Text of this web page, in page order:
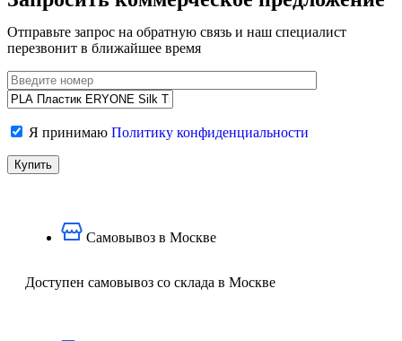
Отправьте запрос на обратную связь и наш специалист
перезвонит в ближайшее время
Я принимаю Политику конфиденциальности
Самовывоз в Москве
Доступен самовывоз со склада в Москве